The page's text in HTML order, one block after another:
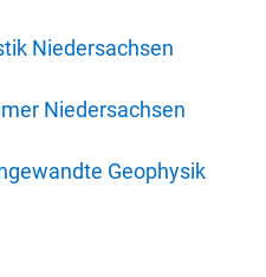
Niedersachsen
Niedersachsen
Geophysik